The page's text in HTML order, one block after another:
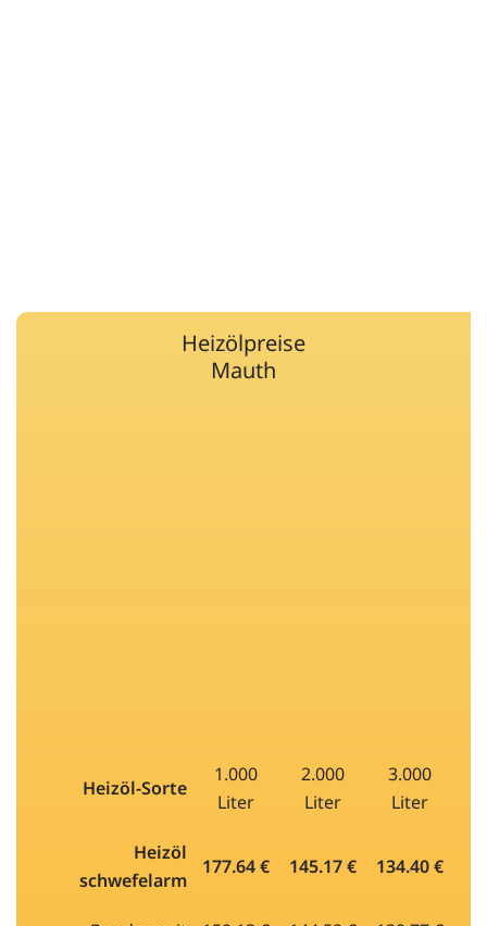
Heizölpreise
Mauth
Heizöl-Sorte
1.000
Liter
2.000
Liter
3.000
Liter
Heizöl
schwefelarm
177.64 € 145.17 € 134.40 €